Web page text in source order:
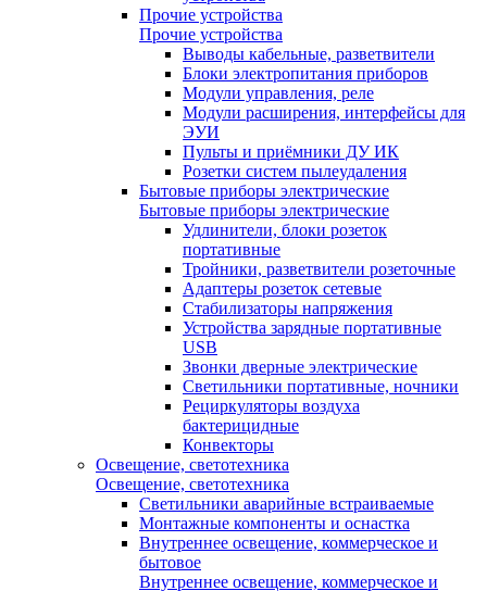
Прочие устройства
Прочие устройства
Выводы кабельные, разветвители
Блоки электропитания приборов
Модули управления, реле
Модули расширения, интерфейсы для
ЭУИ
Пульты и приёмники ДУ ИК
Розетки систем пылеудаления
Бытовые приборы электрические
Бытовые приборы электрические
Удлинители, блоки розеток
портативные
Тройники, разветвители розеточные
Адаптеры розеток сетевые
Стабилизаторы напряжения
Устройства зарядные портативные
USB
Звонки дверные электрические
Светильники портативные, ночники
Рециркуляторы воздуха
бактерицидные
Конвекторы
Освещение, светотехника
Освещение, светотехника
Светильники аварийные встраиваемые
Монтажные компоненты и оснастка
Внутреннее освещение, коммерческое и
бытовое
Внутреннее освещение, коммерческое и